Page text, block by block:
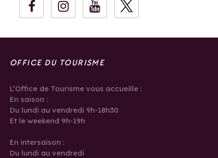
OFFICE DU TOURISME
L’Office de Tourisme vous accueille :
En saison :
Du lundi au vendredi 9h-18h30
Et le weekend 9h-19h
En intersaison :
Du lundi au vendredi